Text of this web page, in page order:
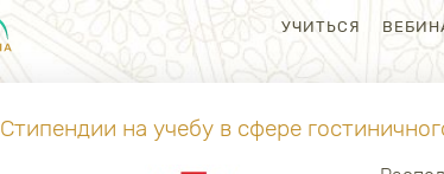
УЧИТЬСЯ
Стипендии на учебу в сфере